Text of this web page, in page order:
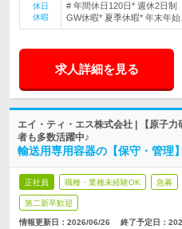
休日
休暇
# 年間休日120日* 週休2日制
GW休暇* 夏季休暇* 年末年始
求人詳細を見る
エイ・ティ・エス株式会社 | 【原子
者も多数活躍中♪
輸送用専用容器の【保守・管理
正社員 職種・業種未経験OK 急募
第二新卒歓迎
情報更新日：2026/06/26 終了予定日：